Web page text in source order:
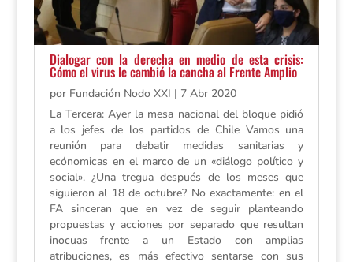
Dialogar con la derecha en medio de esta crisis:
Cómo el virus le cambió la cancha al Frente Amplio
por Fundación Nodo XXI | 7 Abr 2020
La Tercera: Ayer la mesa nacional del bloque pidió
a los jefes de los partidos de Chile Vamos una
reunión para debatir medidas sanitarias y
ecónomicas en el marco de un «diálogo político y
social». ¿Una tregua después de los meses que
siguieron al 18 de octubre? No exactamente: en el
FA sinceran que en vez de seguir planteando
propuestas y acciones por separado que resultan
inocuas frente a un Estado con amplias
atribuciones, es más efectivo sentarse con sus